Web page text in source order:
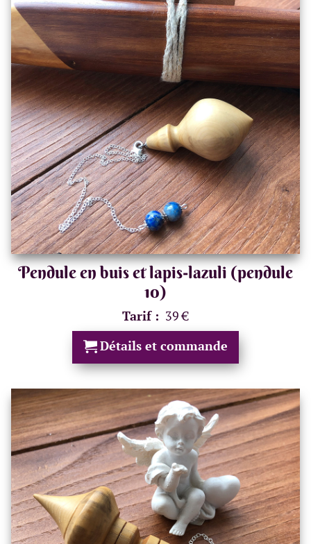
Pendule en buis et lapis-lazuli (pendule
10)
Tarif : 39 €
Détails et commande